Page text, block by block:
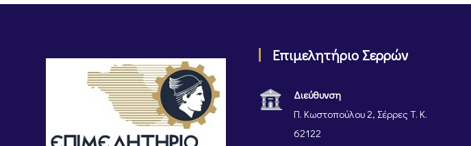
Επιμελητήριο Σερρών
Διεύθυνση
Π. Κωστοπούλου 2, Σέρρες Τ. Κ.
62122